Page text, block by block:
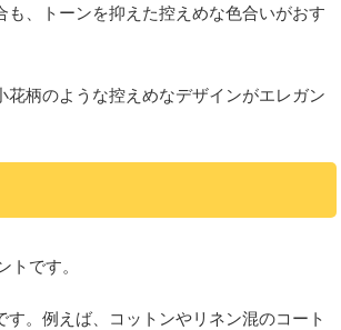
、トーンを抑えた控えめな色合いがおす
柄のような控えめなデザインがエレガン
です。
。例えば、コットンやリネン混のコート